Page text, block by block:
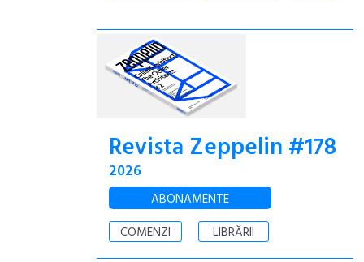
Revista Zeppelin #178
2026
ABONAMENTE
COMENZI
LIBRĂRII